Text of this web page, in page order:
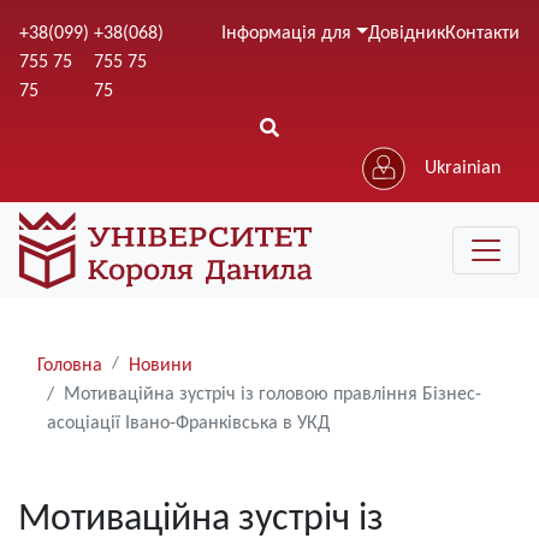
до
+38(099)
755 75
75
+38(068)
755 75
75
Інформація для ДовідникКонтакти
Ukrainian
Рядки
навіґації
Головна
Новини
Мотиваційна зустріч із головою правління Бізнес-
асоціації Івано-Франківська в УКД
Мотиваційна зустріч із